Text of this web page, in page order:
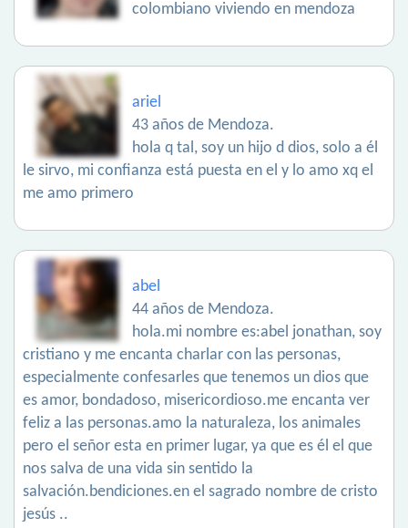
colombiano viviendo en mendoza
ariel
43 años de Mendoza.
hola q tal, soy un hijo d dios, solo a él
le sirvo, mi confianza está puesta en el y lo amo xq el
me amo primero
abel
44 años de Mendoza.
hola.mi nombre es:abel jonathan, soy
cristiano y me encanta charlar con las personas,
especialmente confesarles que tenemos un dios que
es amor, bondadoso, misericordioso.me encanta ver
feliz a las personas.amo la naturaleza, los animales
pero el señor esta en primer lugar, ya que es él el que
nos salva de una vida sin sentido la
salvación.bendiciones.en el sagrado nombre de cristo
jesús ..